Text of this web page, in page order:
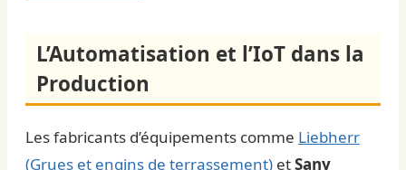
L’Automatisation et l’IoT dans la
Production
Les fabricants d’équipements comme Liebherr
(Grues et engins de terrassement) etSany